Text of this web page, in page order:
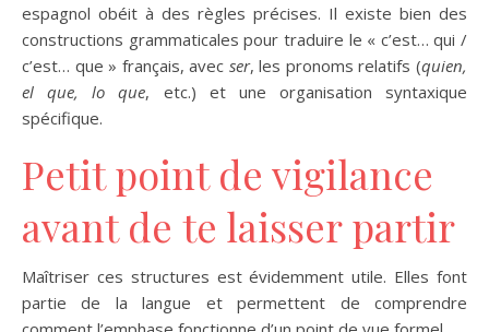
espagnol obéit à des règles précises. Il existe bien des
constructions grammaticales pour traduire le « c’est… qui /
c’est… que » français, avec ser, les pronoms relatifs (quien,
el que, lo que, etc.) et une organisation syntaxique
spécifique.
Petit point de vigilance
avant de te laisser partir
Maîtriser ces structures est évidemment utile. Elles font
partie de la langue et permettent de comprendre